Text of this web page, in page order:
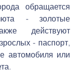
обращается
- золотые
действуют
- паспорт,
автомобиля или